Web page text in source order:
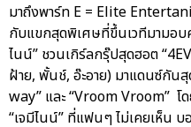
มาถึงพาร์ท E = Elite
กับแขกสุดพิเศษที่ขึ้นเวทีมามอบ
ไนน์” ชวนเกิร์ลกรุ๊ปสุดฮอต
ฝ้าย, พั้นช์, อ๊ะอาย) มาแดนซ์กัน
way” และ “Vroom Vroom” โ
“เจมีไนน์” ที่แฟนๆ ไม่เคยเห็น บ